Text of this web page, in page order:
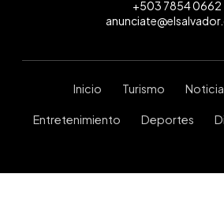
+503 7854 0662
Inicio Turismo
Entretenimiento Deportes